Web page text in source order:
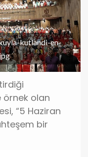
kutlandi-en-
örnek olan
“5 Haziran
bir